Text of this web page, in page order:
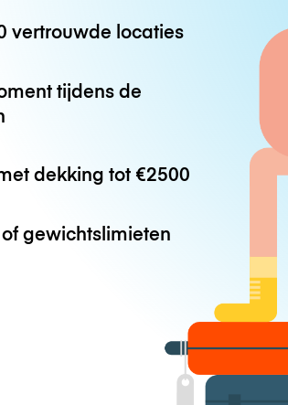
vertrouwde locaties
tijdens de
dekking tot €2500
gewichtslimieten